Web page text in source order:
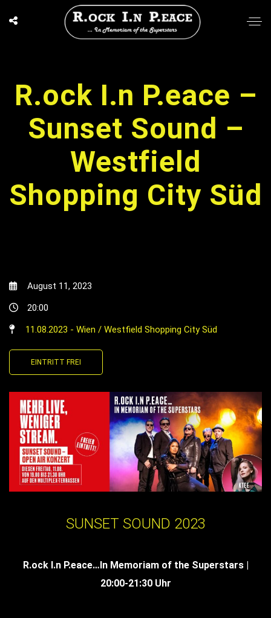
R.ock I.n P.eace –
Sunset Sound –
Westfield
Shopping City Süd
August 11, 2023
20:00
11.08.2023 - Wien / Westfield Shopping City Süd
EINTRITT FREI
SUNSET SOUND 2023
R.ock I.n P.eace…In Memoriam of the Superstars |
20:00-21:30 Uhr